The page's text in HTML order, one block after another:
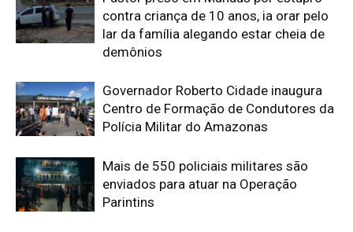
contra criança de 10 anos, ia orar pelo
lar da família alegando estar cheia de
demônios
Governador Roberto Cidade inaugura
Centro de Formação de Condutores da
Polícia Militar do Amazonas
Mais de 550 policiais militares são
enviados para atuar na Operação
Parintins